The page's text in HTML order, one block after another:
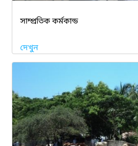
সাম্প্রতিক কর্মকান্ড
দেখুন